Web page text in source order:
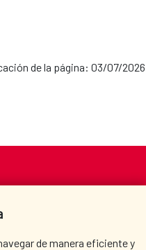
de la página: 03/07/2026
de manera eficiente y